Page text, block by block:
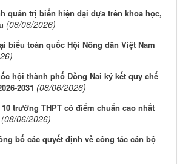
quản trị biển hiện đại dựa trên khoa học,
(08/06/2026)
biểu toàn quốc Hội Nông dân Việt Nam
hội thành phố Đồng Nai ký kết quy chế
2031 (08/06/2026)
trường THPT có điểm chuẩn cao nhất
(08/06/2026)
bố các quyết định về công tác cán bộ